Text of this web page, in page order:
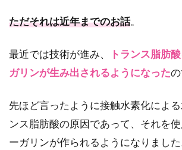
ただそれは近年までのお話。
最近では技術が進み、
トランス脂肪
ガリンが生み出されるようになったの
先ほど言ったように接触水素化によ
ンス脂肪酸の原因であって、それを
ーガリンが作られるようになりました